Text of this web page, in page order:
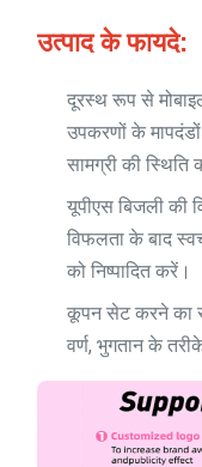
उत्पाद के फायदे:
दूरस्थ रूप से
उपकरणों के
सामग्री की
यूपीएस बिजली की
विफलता के बाद
को निष्पादित करें।
कूपन सेट करने का
वर्ण, भुगतान के